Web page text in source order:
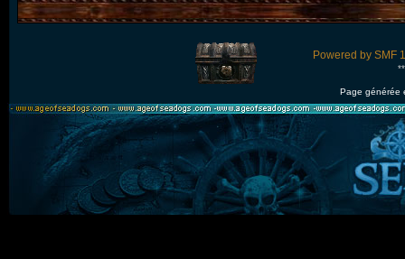
Powered by SMF
Page générée